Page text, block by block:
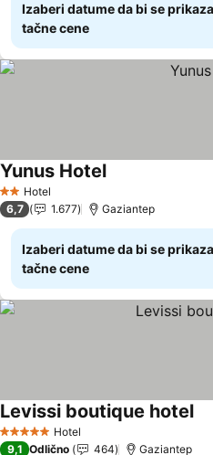
Izaberi datume da bi se
tačne cene
2 Zvezdice
Hotel
Yunus HotelPogledaj cene
6,7 1.677 Gaziantep
Izaberi datume da bi se
tačne cene
5 ZvezdiceHotel
Levissi boutique hotel
9,1 Odlično 464 Gaziantep